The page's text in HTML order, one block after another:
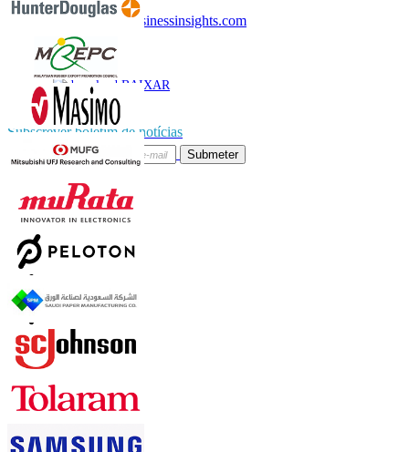
sales@fortunebusinessinsights.com
Chamado
E-mail
BAIXAR
AMOSTRA
Subscrever boletim de notícias
Submeter
Confie on-line
Contate-nos